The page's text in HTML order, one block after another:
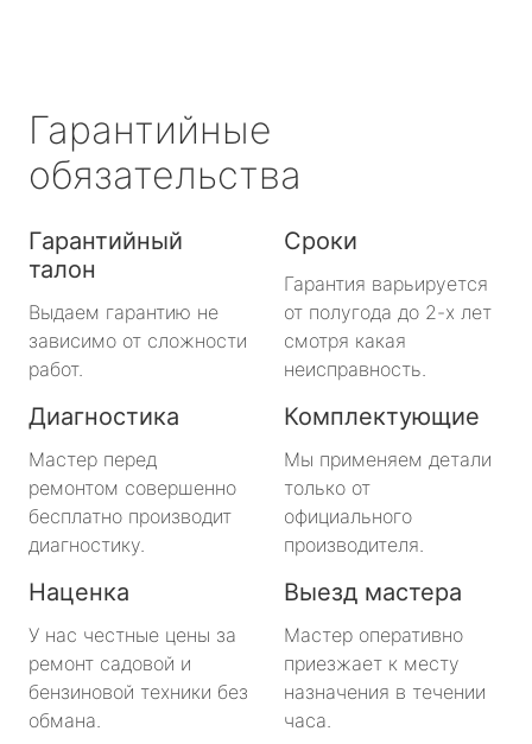
Гарантийные
обязательства
Гарантийный
талон
Выдаем гарантию не
зависимо от сложности
работ.
Сроки
Гарантия варьируется
от полугода до 2-х лет
смотря какая
неисправность.
Диагностика
Мастер перед
ремонтом совершенно
бесплатно производит
диагностику.
Комплектующие
Мы применяем детали
только от
официального
производителя.
Наценка
У нас честные цены за
ремонт садовой и
бензиновой техники без
обмана.
Выезд мастера
Мастер оперативно
приезжает к месту
назначения в течении
часа.